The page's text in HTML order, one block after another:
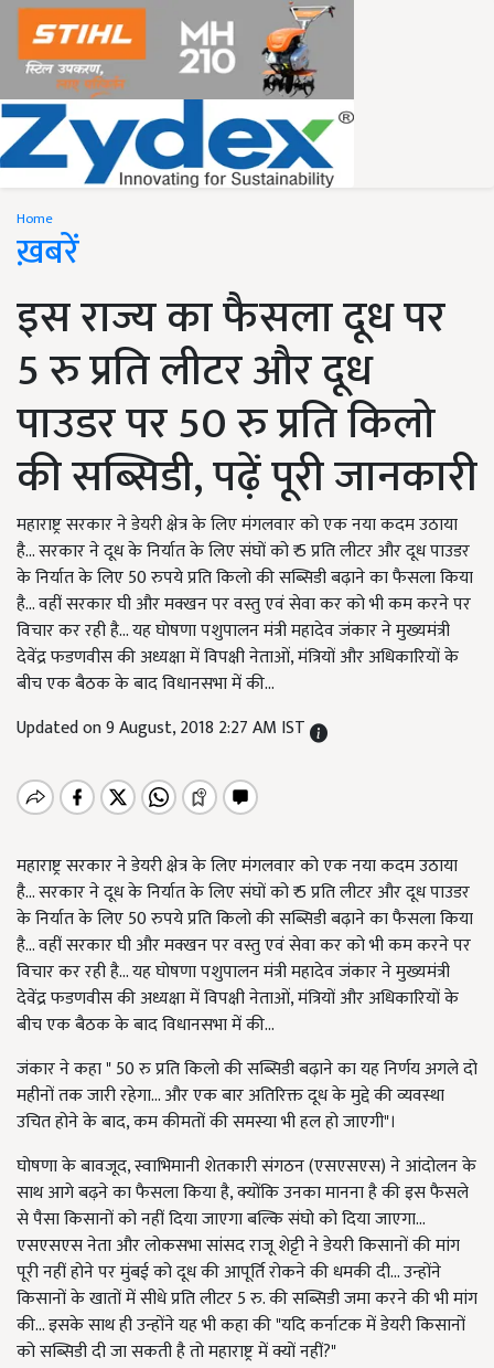
Home
ख़बरें
इस राज्य का फैसला दूध पर
5 रु प्रति लीटर और दूध
पाउडर पर 50 रु प्रति किलो
की सब्सिडी, पढ़ें पूरी जानकारी
महाराष्ट्र सरकार ने डेयरी क्षेत्र के लिए मंगलवार को एक नया कदम उठाया
है... सरकार ने दूध के निर्यात के लिए संघों को ₹ 5 प्रति लीटर और दूध पाउडर
के निर्यात के लिए 50 रुपये प्रति किलो की सब्सिडी बढ़ाने का फैसला किया
है... वहीं सरकार घी और मक्खन पर वस्तु एवं सेवा कर को भी कम करने पर
विचार कर रही है... यह घोषणा पशुपालन मंत्री महादेव जंकार ने मुख्यमंत्री
देवेंद्र फडणवीस की अध्यक्षा में विपक्षी नेताओं, मंत्रियों और अधिकारियों के
बीच एक बैठक के बाद विधानसभा में की...
Updated on 9 August, 2018 2:27 AM IST
महाराष्ट्र सरकार ने डेयरी क्षेत्र के लिए मंगलवार को एक नया कदम उठाया
है... सरकार ने दूध के निर्यात के लिए संघों को ₹ 5 प्रति लीटर और दूध पाउडर
के निर्यात के लिए 50 रुपये प्रति किलो की सब्सिडी बढ़ाने का फैसला किया
है... वहीं सरकार घी और मक्खन पर वस्तु एवं सेवा कर को भी कम करने पर
विचार कर रही है... यह घोषणा पशुपालन मंत्री महादेव जंकार ने मुख्यमंत्री
देवेंद्र फडणवीस की अध्यक्षा में विपक्षी नेताओं, मंत्रियों और अधिकारियों के
बीच एक बैठक के बाद विधानसभा में की...
जंकार ने कहा " 50 रु प्रति किलो की सब्सिडी बढ़ाने का यह निर्णय अगले दो
महीनों तक जारी रहेगा... और एक बार अतिरिक्त दूध के मुद्दे की व्यवस्था
उचित होने के बाद, कम कीमतों की समस्या भी हल हो जाएगी"।
घोषणा के बावजूद, स्वाभिमानी शेतकारी संगठन (एसएसएस) ने आंदोलन के
साथ आगे बढ़ने का फैसला किया है, क्योंकि उनका मानना है की इस फैसले
से पैसा किसानों को नहीं दिया जाएगा बल्कि संघो को दिया जाएगा...
एसएसएस नेता और लोकसभा सांसद राजू शेट्टी ने डेयरी किसानों की मांग
पूरी नहीं होने पर मुंबई को दूध की आपूर्ति रोकने की धमकी दी... उन्होंने
किसानों के खातों में सीधे प्रति लीटर 5 रु. की सब्सिडी जमा करने की भी मांग
की... इसके साथ ही उन्होंने यह भी कहा की "यदि कर्नाटक में डेयरी किसानों
को सब्सिडी दी जा सकती है तो महाराष्ट्र में क्यों नहीं?"